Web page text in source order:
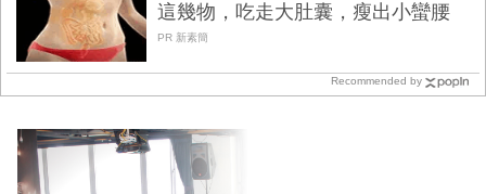
這幾物，吃走大肚囊，瘦出小蠻腰
PR 新素簡
Recommended by